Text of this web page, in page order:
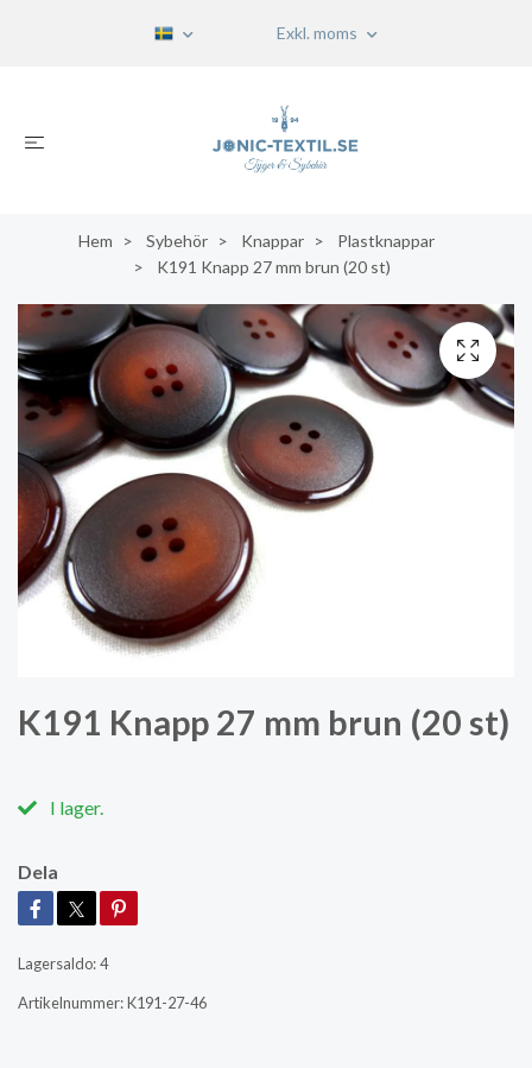
Exkl. moms
Hem Sybehör Knappar
Plastknappar
K191 Knapp 27 mm brun (20 st)
K191 Knapp 27 mm brun (20 st)
I lager.
Dela
Lagersaldo:4
Artikelnummer:K191-27-46